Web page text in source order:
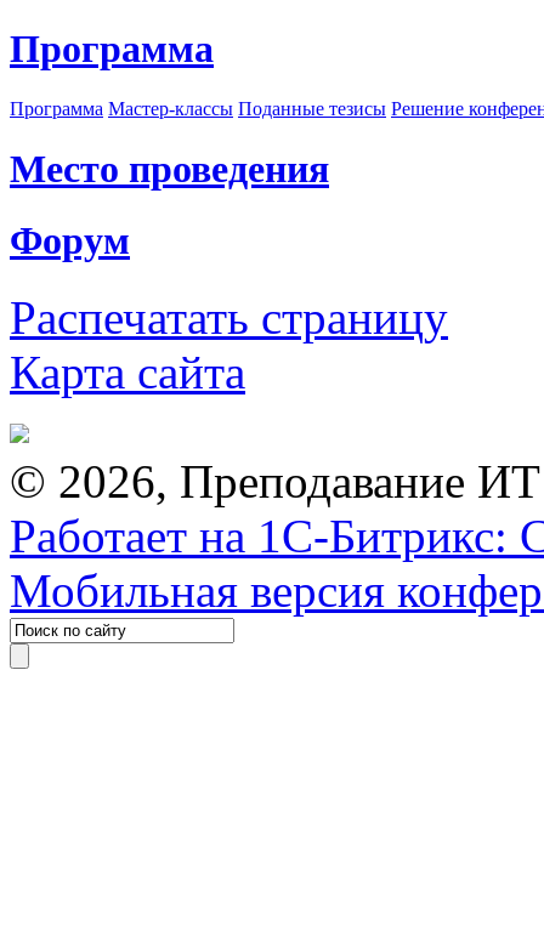
Программа
Программа Мастер-классы Поданные тезисы Решение
Место проведения
Форум
Распечатать страницу
Карта сайта
© 2026, Преподавание
Работает на 1С-Битрикс:
Мобильная версия